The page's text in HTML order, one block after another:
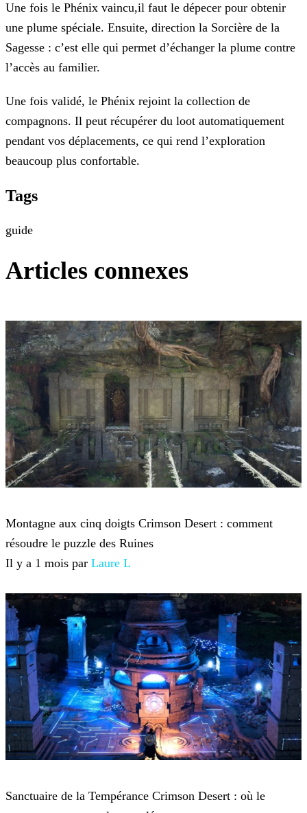
Une fois le Phénix vaincu,il faut le dépecer pour obtenir
une plume spéciale. Ensuite, direction la Sorcière de la
Sagesse : c’est elle qui permet d’échanger la plume contre
l’accès au familier.
Une fois validé, le Phénix rejoint la collection de
compagnons. Il peut récupérer du loot automatiquement
pendant vos déplacements, ce qui rend l’exploration
beaucoup plus confortable.
Tags
guide
Articles connexes
Montagne aux cinq doigts Crimson Desert : comment
résoudre le puzzle des Ruines
Il y a 1 mois par Laure L
Sanctuaire de la Tempérance Crimson Desert : où le